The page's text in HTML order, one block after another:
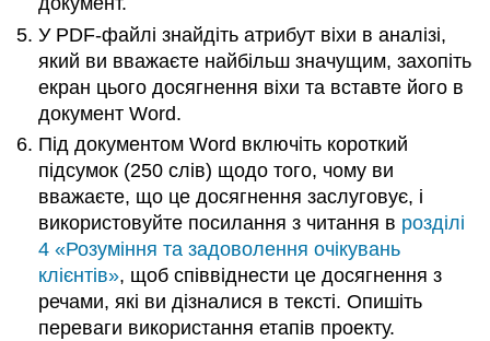
У PDF-файлі знайдіть атрибут віхи в аналізі,
який ви вважаєте найбільш значущим, захопіть
екран цього досягнення віхи та вставте його в
документ Word.
Під документом Word включіть короткий
підсумок (250 слів) щодо того, чому ви
вважаєте, що це досягнення заслуговує, і
використовуйте посилання з читання в розділі
4 «Розуміння та задоволення очікувань
клієнтів», щоб співвіднести це досягнення з
речами, які ви дізналися в тексті. Опишіть
переваги використання етапів проекту.